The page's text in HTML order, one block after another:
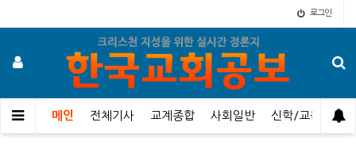
로그인
메인 전체기사 교계종합 사회일반 신학/교육 오